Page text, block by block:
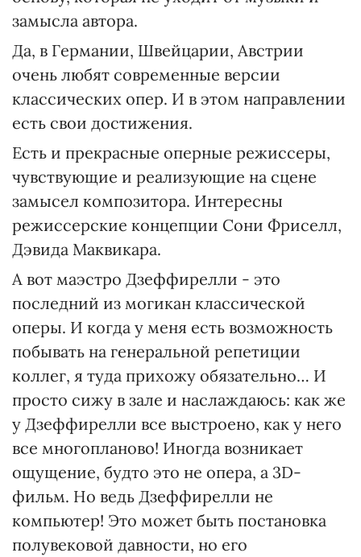
замысла автора.
Да, в Германии, Швейцарии, Австрии
очень любят современные версии
классических опер. И в этом направлении
есть свои достижения.
Есть и прекрасные оперные режиссеры,
чувствующие и реализующие на сцене
замысел композитора. Интересны
режиссерские концепции Сони Фриселл,
Дэвида Маквикара.
А вот маэстро Дзеффирелли - это
последний из могикан классической
оперы. И когда у меня есть возможность
побывать на генеральной репетиции
коллег, я туда прихожу обязательно… И
просто сижу в зале и наслаждаюсь: как же
у Дзеффирелли все выстроено, как у него
все многопланово! Иногда возникает
ощущение, будто это не опера, а 3D-
фильм. Но ведь Дзеффирелли не
компьютер! Это может быть постановка
полувековой давности, но его